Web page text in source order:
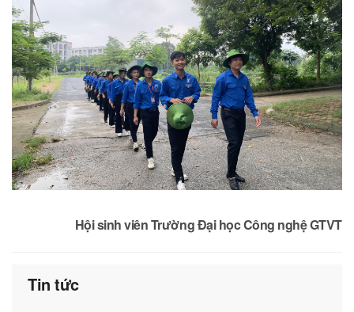
Hội sinh viên Trường Đại học Công nghệ GTVT
Tin tức